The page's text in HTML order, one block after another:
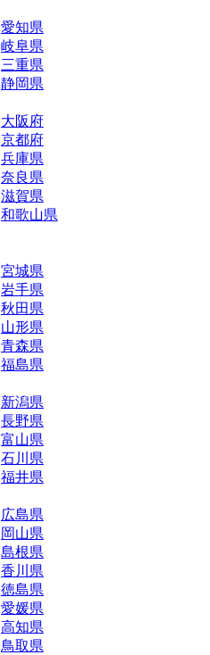
愛知県
岐阜県
三重県
静岡県
大阪府
京都府
兵庫県
奈良県
滋賀県
和歌山県
宮城県
岩手県
秋田県
山形県
青森県
福島県
新潟県
長野県
富山県
石川県
福井県
広島県
岡山県
島根県
香川県
徳島県
愛媛県
高知県
鳥取県